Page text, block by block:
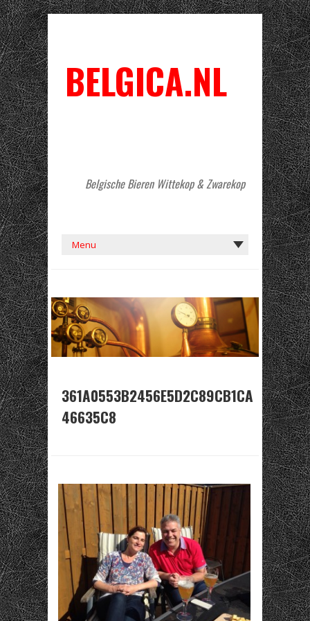
BELGICA.NL
Belgische Bieren Wittekop & Zwarekop
361A0553B2456E5D2C89CB1CA
46635C8